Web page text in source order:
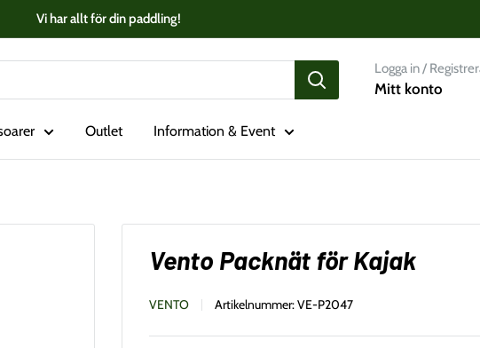
Vi har allt för din paddling!
Logga in /
Mitt konto
Outlet Information & Event
Vento Packnät för Kajak
VENTO Artikelnummer:VE-P2047